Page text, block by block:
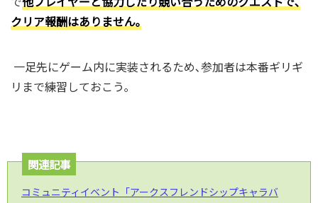
クリア報酬はありません｡
一足先にゲーム内に実装されるため､参加者は本番ギリギ
リまで練習しておこう｡
関連記事
コミュニティイベント「アークスフレンドシップキャラバ